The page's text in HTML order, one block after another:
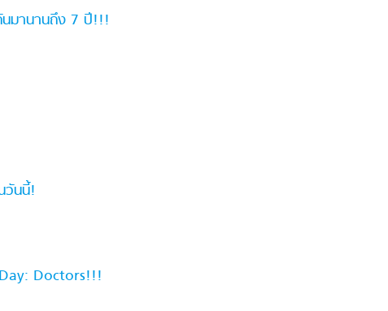
กันมานานถึง 7 ปี!!!
วันนี้!
Doctors!!!